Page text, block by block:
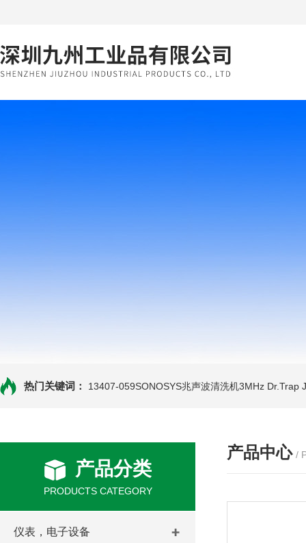
热门关键词： 13407-059SONOSYS兆声波清洗机3MHz Dr.Trap
产品分类
PRODUCTS CATEGORY
仪表，电子设备
产品中心 /